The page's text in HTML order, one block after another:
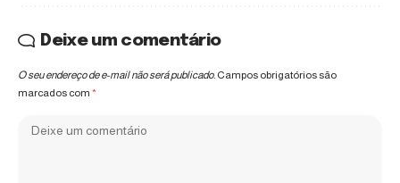
Deixe um comentário
O seu endereço de e-mail não será publicado. Campos obrigatórios são
marcados com *